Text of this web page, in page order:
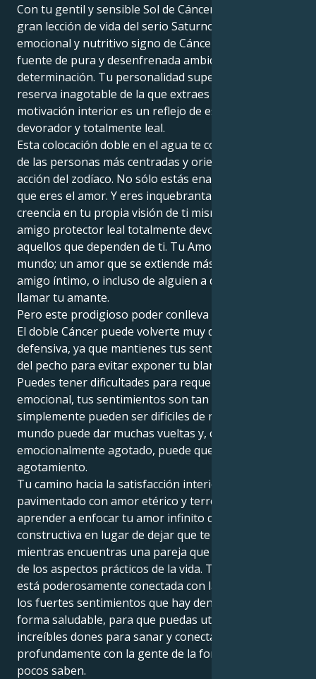
Con tu gentil y sensible Sol de Cáncer recibiendo su
gran lección de vida del serio Saturno en el
emocional y nutritivo signo de Cáncer, tu todo es una
fuente de pura y desenfrenada ambición y sólida
determinación. Tu personalidad superficial es una
reserva inagotable de la que extraes carisma, y tu
motivación interior es un reflejo de este mismo amor
devorador y totalmente leal.
Esta colocación doble en el agua te convierte en una
de las personas más centradas y orientadas a la
acción del zodíaco. No sólo estás enamorado, sino
que eres el amor. Y eres inquebrantable por la
creencia en tu propia visión de ti mismo, y eres un
amigo protector leal totalmente devoto para
aquellos que dependen de ti. Tu Amor es para todo el
mundo; un amor que se extiende más allá de un
amigo íntimo, o incluso de alguien a quien quieras
llamar tu amante.
Pero este prodigioso poder conlleva pesadas cargas.
El doble Cáncer puede volverte muy dramático y a la
defensiva, ya que mantienes tus sentimientos cerca
del pecho para evitar exponer tu blando bajo vientre.
Puedes tener dificultades para requerir paciencia
emocional, tus sentimientos son tan fuertes que
simplemente pueden ser difíciles de manejar. El
mundo puede dar muchas vueltas y, cuando estás
emocionalmente agotado, puede que te asalte el
agotamiento.
Tu camino hacia la satisfacción interior está
pavimentado con amor etérico y terrenal. Puedes
aprender a enfocar tu amor infinito de forma
constructiva en lugar de dejar que te consuma,
mientras encuentras una pareja que te guíe a través
de los aspectos prácticos de la vida. Tu salud mental
está poderosamente conectada con la liberación de
los fuertes sentimientos que hay dentro de ti de una
forma saludable, para que puedas utilizar tus
increíbles dones para sanar y conectar
profundamente con la gente de la forma que muy
pocos saben.